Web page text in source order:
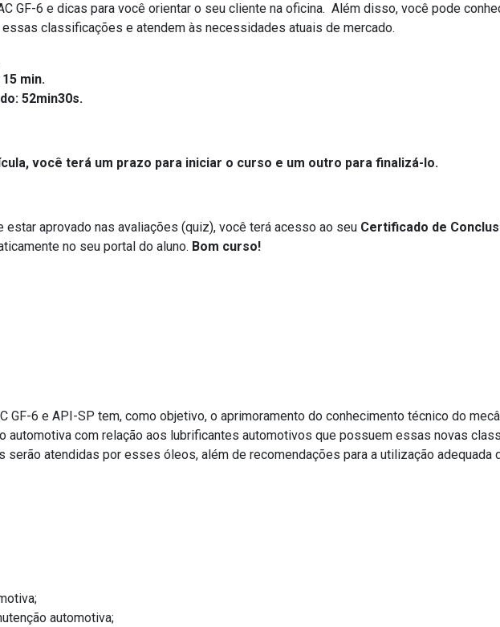
GF-6 e dicas para você orientar o seu cliente na oficina. Além disso, você pode
classificações e atendem às necessidades atuais de mercado.
min.
52min30s.
você terá um prazo para iniciar o curso e um outro para finalizá-lo.
estar aprovado nas avaliações (quiz), você terá acesso ao seu Certificado de
no seu portal do aluno. Bom curso!
GF-6 e API-SP tem, como objetivo, o aprimoramento do conhecimento técnico do
automotiva com relação aos lubrificantes automotivos que possuem essas novas
atendidas por esses óleos, além de recomendações para a utilização adequada
automotiva;